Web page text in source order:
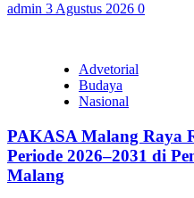
admin 3 Agustus 2026 0
Advetorial
Budaya
Nasional
PAKASA Malang Raya
Periode 2026–2031 di
Malang